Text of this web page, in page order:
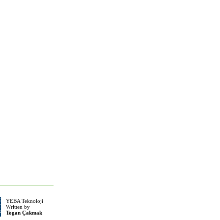
YEBA Teknoloji
Written by
Togan Çakmak